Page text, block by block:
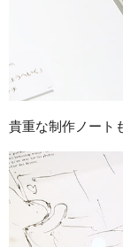
貴重な制作ノート